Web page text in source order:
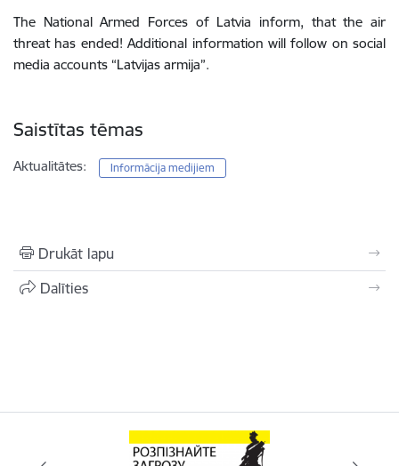
The National Armed Forces of Latvia inform, that the air
threat has ended! Additional information will follow on social
media accounts “Latvijas armija”.
Saistītas tēmas
Aktualitātes: Informācija medijiem
Drukāt lapu
Dalīties